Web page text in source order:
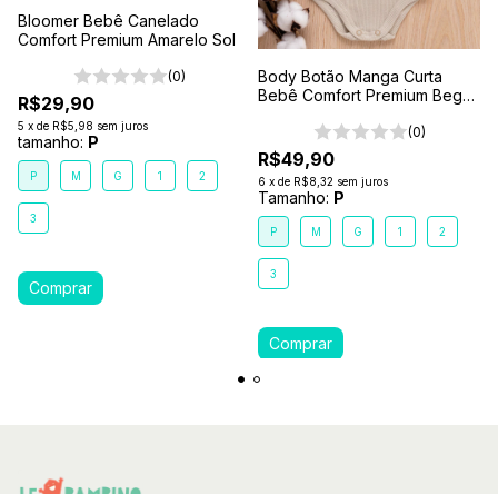
Bloomer Bebê Canelado
Comfort Premium Amarelo Sol
(0)
R$29,90
5 x de R$5,98 sem juros
tamanho: P
P M G 1 2
3
Body Botão Manga Curta
Bebê Comfort Premium Bege
(0)
R$49,90
6 x de R$8,32 sem juros
Tamanho: P
P M G 1 2
3